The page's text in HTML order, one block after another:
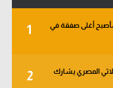
1
سأصبح أغلى صفقة في
2
يبدأ من دور الـ 32.. والثلاثي المصري يشارك